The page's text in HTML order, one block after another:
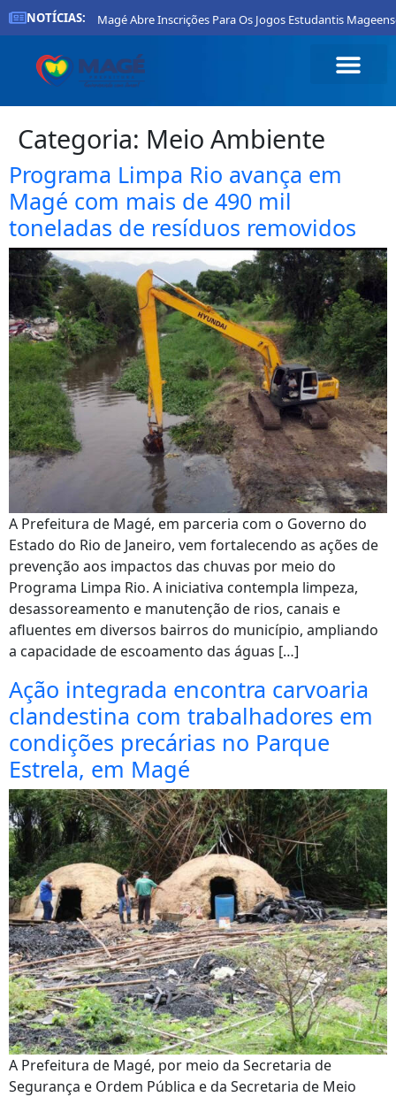
NOTÍCIAS:
De Magé Abre Inscrições Para Os Jogos Estudantis Mageenses
Categoria: Meio Ambiente
Programa Limpa Rio avança em
Magé com mais de 490 mil
toneladas de resíduos removidos
A Prefeitura de Magé, em parceria com o Governo do
Estado do Rio de Janeiro, vem fortalecendo as ações de
prevenção aos impactos das chuvas por meio do
Programa Limpa Rio. A iniciativa contempla limpeza,
desassoreamento e manutenção de rios, canais e
afluentes em diversos bairros do município, ampliando
a capacidade de escoamento das águas […]
Ação integrada encontra carvoaria
clandestina com trabalhadores em
condições precárias no Parque
Estrela, em Magé
A Prefeitura de Magé, por meio da Secretaria de
Segurança e Ordem Pública e da Secretaria de Meio